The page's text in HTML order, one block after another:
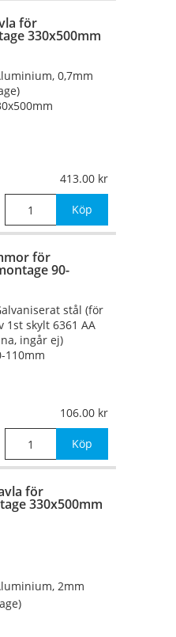
för
330x500mm
0,7mm
413.00
Köp
för
90-
stål (för
1st skylt 6361 AA
ingår ej)
110mm
106.00
Köp
för
330x500mm
2mm